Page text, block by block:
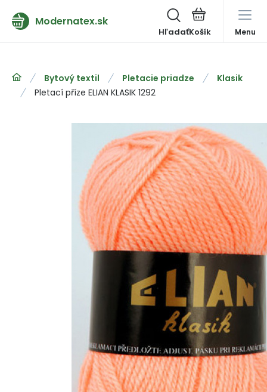
Modernatex.sk
Hľadať Menu
Bytový textil Pletacie priadze
Klasik
Pletací příze ELIAN KLASIK 1292